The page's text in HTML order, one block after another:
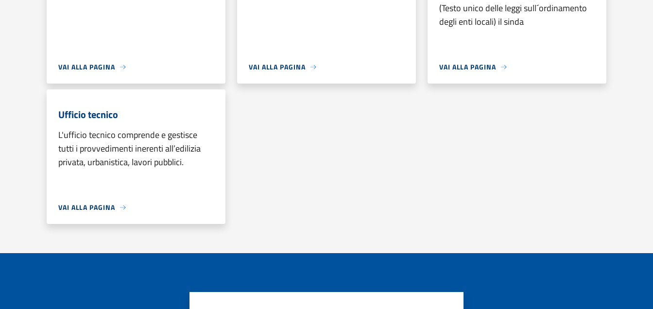
VAI ALLA PAGINA VAI ALLA PAGINA
(Testo unico delle leggi sull´ordinamento
degli enti locali) il sinda
VAI ALLA PAGINA
Ufficio tecnico
L'ufficio tecnico comprende e gestisce
tutti i provvedimenti inerenti all’edilizia
privata, urbanistica, lavori pubblici.
VAI ALLA PAGINA